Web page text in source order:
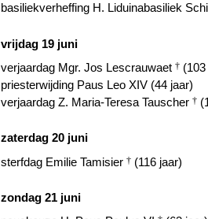
basiliekverheffing H. Liduinabasiliek
vrijdag 19 juni
verjaardag Mgr. Jos Lescrauwaet †
priesterwijding Paus Leo XIV (44 jaar)
verjaardag Z. Maria-Teresa Tauscher †
zaterdag 20 juni
sterfdag Emilie Tamisier † (116 jaar)
zondag 21 juni